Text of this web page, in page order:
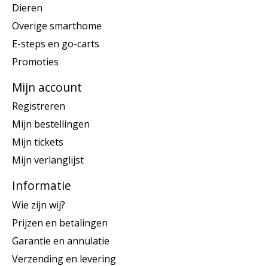
Dieren
Overige smarthome
E-steps en go-carts
Promoties
Mijn account
Registreren
Mijn bestellingen
Mijn tickets
Mijn verlanglijst
Informatie
Wie zijn wij?
Prijzen en betalingen
Garantie en annulatie
Verzending en levering